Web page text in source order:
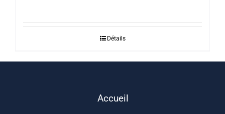
Détails
Accueil